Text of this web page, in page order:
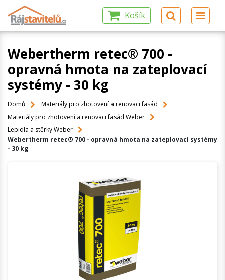
Košík
Webertherm retec® 700 -
opravná hmota na zateplovací
systémy - 30 kg
Domů
Materiály pro zhotovení a renovaci fasád
Materiály pro zhotovení a renovaci fasád Weber
Lepidla a stěrky Weber
Webertherm retec® 700 - opravná hmota na zateplovací systémy
- 30 kg